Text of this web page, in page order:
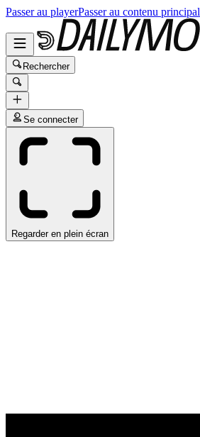
Passer au playerPasser au contenu principal
Rechercher
Se connecter
Regarder en plein écran